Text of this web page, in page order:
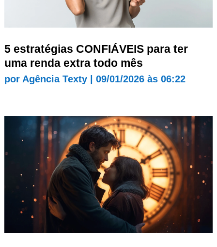
5 estratégias CONFIÁVEIS para ter
uma renda extra todo mês
por Agência Texty| 09/01/2026 às 06:22